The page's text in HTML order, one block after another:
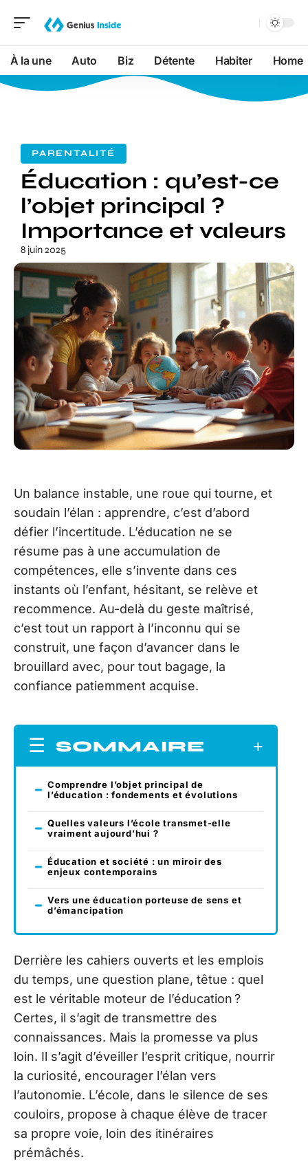
À la une Auto Biz Détente Habiter Home
PARENTALITÉ
Éducation : qu’est-ce
l’objet principal ?
Importance et valeurs
8 juin 2025
Un balance instable, une roue qui tourne, et
soudain l’élan : apprendre, c’est d’abord
défier l’incertitude. L’éducation ne se
résume pas à une accumulation de
compétences, elle s’invente dans ces
instants où l’enfant, hésitant, se relève et
recommence. Au-delà du geste maîtrisé,
c’est tout un rapport à l’inconnu qui se
construit, une façon d’avancer dans le
brouillard avec, pour tout bagage, la
confiance patiemment acquise.
SOMMAIRE
Comprendre l’objet principal de
l’éducation : fondements et évolutions
Quelles valeurs l’école transmet-elle
vraiment aujourd’hui ?
Éducation et société : un miroir des
enjeux contemporains
Vers une éducation porteuse de sens et
d’émancipation
Derrière les cahiers ouverts et les emplois
du temps, une question plane, têtue : quel
est le véritable moteur de l’éducation ?
Certes, il s’agit de transmettre des
connaissances. Mais la promesse va plus
loin. Il s’agit d’éveiller l’esprit critique, nourrir
la curiosité, encourager l’élan vers
l’autonomie. L’école, dans le silence de ses
couloirs, propose à chaque élève de tracer
sa propre voie, loin des itinéraires
prémâchés.